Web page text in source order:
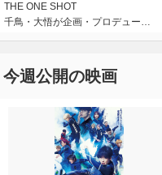
THE ONE SHOT
千鳥・大悟が企画・プロデュー…
今週公開の映画